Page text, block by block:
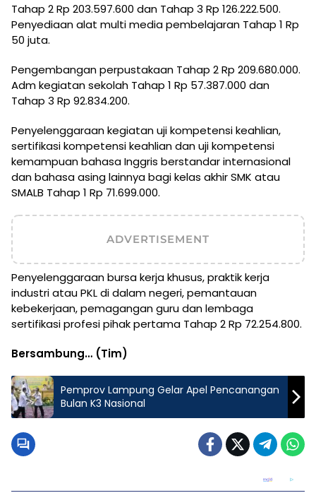
Tahap 2 Rp 203.597.600 dan Tahap 3 Rp 126.222.500.
Penyediaan alat multi media pembelajaran Tahap 1 Rp
50 juta.
Pengembangan perpustakaan Tahap 2 Rp 209.680.000.
Adm kegiatan sekolah Tahap 1 Rp 57.387.000 dan
Tahap 3 Rp 92.834.200.
Penyelenggaraan kegiatan uji kompetensi keahlian,
sertifikasi kompetensi keahlian dan uji kompetensi
kemampuan bahasa Inggris berstandar internasional
dan bahasa asing lainnya bagi kelas akhir SMK atau
SMALB Tahap 1 Rp 71.699.000.
ADVERTISEMENT
Penyelenggaraan bursa kerja khusus, praktik kerja
industri atau PKL di dalam negeri, pemantauan
kebekerjaan, pemagangan guru dan lembaga
sertifikasi profesi pihak pertama Tahap 2 Rp 72.254.800.
Bersambung… (Tim)
Pemprov Lampung Gelar Apel Pencanangan
Bulan K3 Nasional